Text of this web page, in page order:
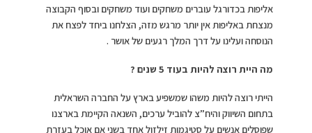
אליפות בכדורגל עוברים משחקים ועוד משחקים ובסוף הקבוצה
מנצחת באליפות אין יותר מרגש מזה, הצלחנו ביחד לפצח את
הנוסחה ועלינו על דרך המלך רגעים של אושר .
מה היית רוצה להיות בעוד 5 שנים ?
הייתי רוצה להיות משהו שמשפיע בארץ על החברה השראלית
בתחום השיווק והיח”צ להוביל ערכים, השנאה הקיימת בארצנו
שפוסלים אנשים על סטיגמות זילזול אחד בשני אם אוכל בעזרת